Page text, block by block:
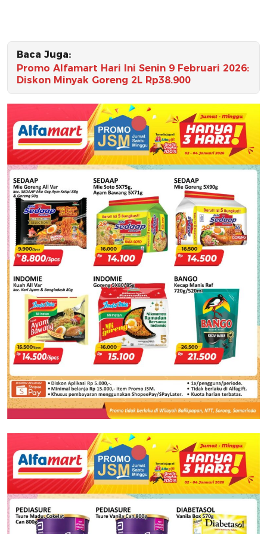
Baca Juga:
Promo Alfamart Hari Ini Senin 9 Februari 2026:
Diskon Minyak Goreng 2L Rp38.900